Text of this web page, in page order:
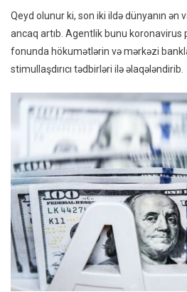
Qeyd olunur ki, son iki ildə dünyanın ən
ancaq artıb. Agentlik bunu koronavirus
fonunda hökumətlərin və mərkəzi
stimullaşdırıcı tədbirləri ilə əlaqələndirib.